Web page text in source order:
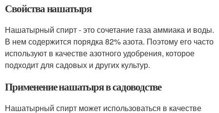
Свойства нашатыря
Нашатырный спирт - это сочетание газа аммиака и воды.
В нем содержится порядка 82% азота. Поэтому его часто
используют в качестве азотного удобрения, которое
подходит для садовых и других культур.
Применение нашатыря в садоводстве
Нашатырный спирт может использоваться в качестве